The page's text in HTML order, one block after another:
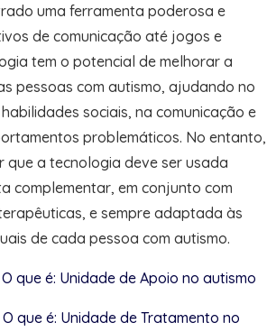
uma ferramenta poderosa e
de comunicação até jogos e
tem o potencial de melhorar a
pessoas com autismo, ajudando no
sociais, na comunicação e
problemáticos. No entanto,
que a tecnologia deve ser usada
complementar, em conjunto com
e sempre adaptada às
de cada pessoa com autismo.
O que é: Unidade de Apoio no autismo
O que é: Unidade de Tratamento no